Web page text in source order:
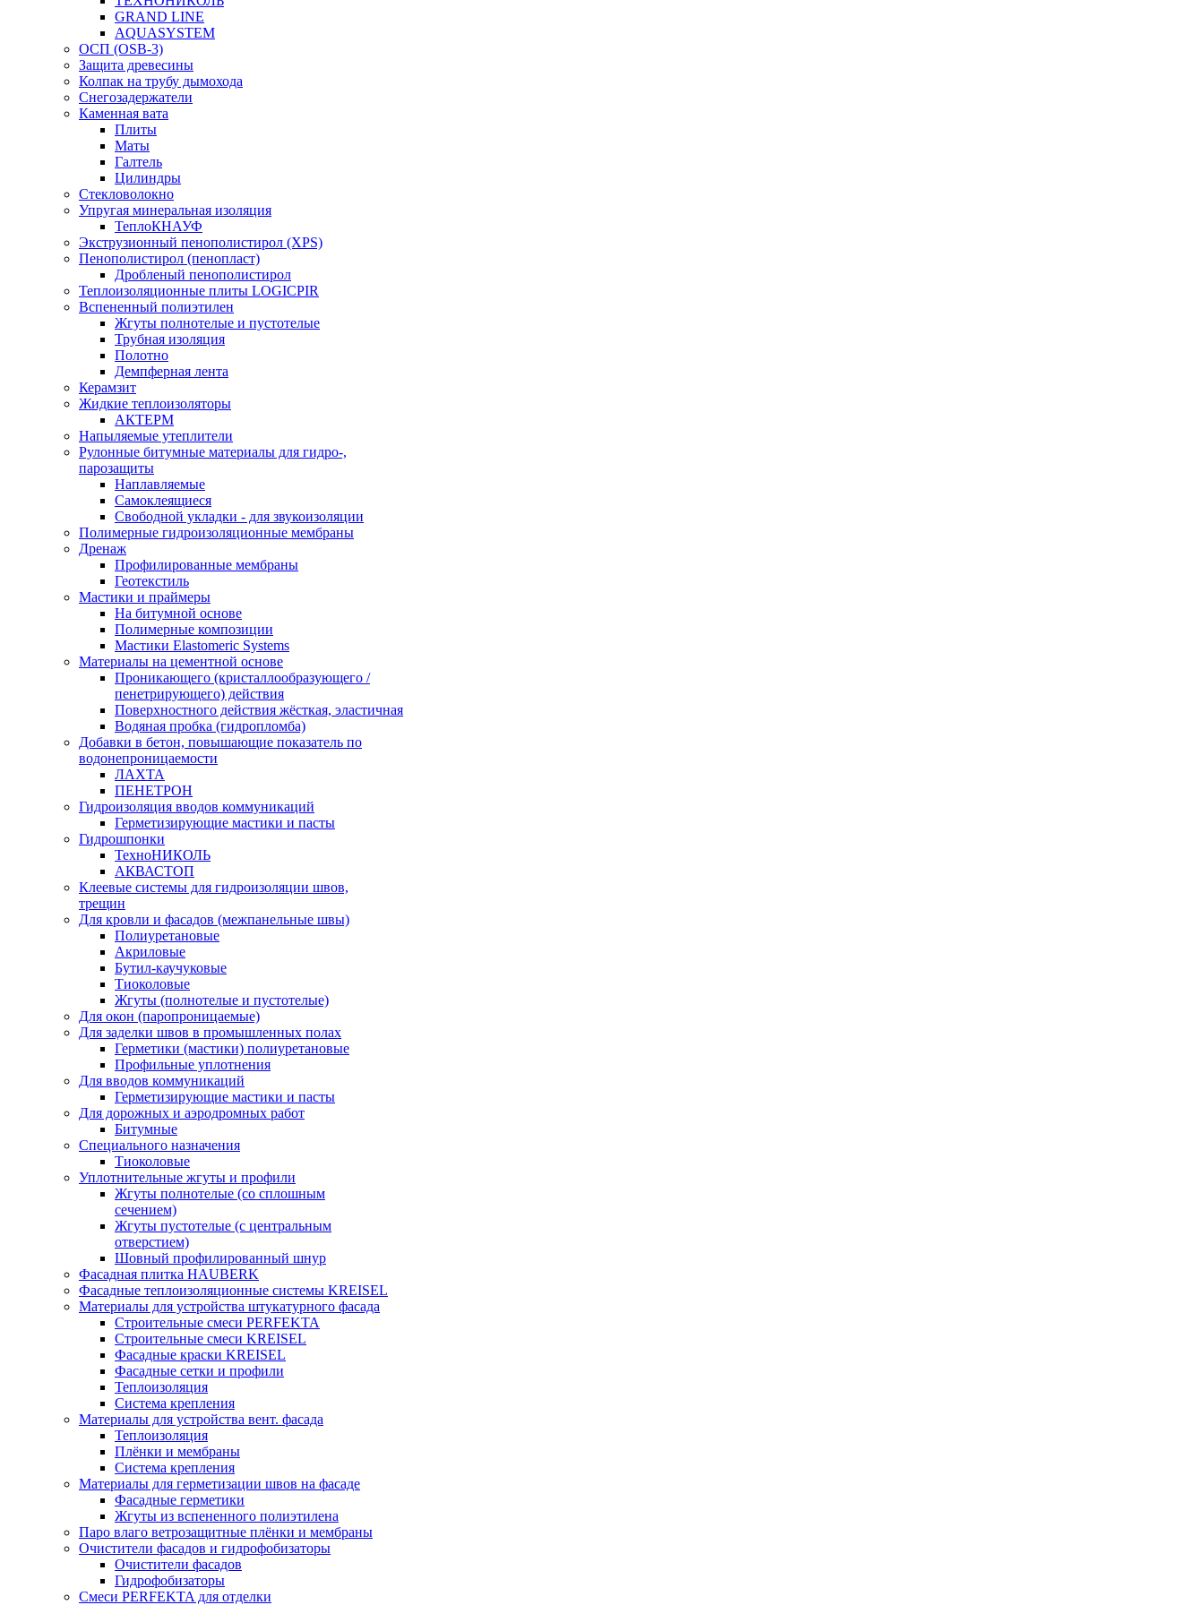
GRAND LINE
AQUASYSTEM
ОСП (OSB-3)
Защита древесины
Колпак на трубу дымохода
Снегозадержатели
Каменная вата
Плиты
Маты
Галтель
Цилиндры
Стекловолокно
Упругая минеральная изоляция
ТеплоКНАУФ
Экструзионный пенополистирол (XPS)
Пенополистирол (пенопласт)
Дробленый пенополистирол
Теплоизоляционные плиты LOGICPIR
Вспененный полиэтилен
Жгуты полнотелые и пустотелые
Трубная изоляция
Полотно
Демпферная лента
Керамзит
Жидкие теплоизоляторы
АКТЕРМ
Напыляемые утеплители
Рулонные битумные материалы для гидро-,
парозащиты
Наплавляемые
Самоклеящиеся
Свободной укладки - для звукоизоляции
Полимерные гидроизоляционные мембраны
Дренаж
Профилированные мембраны
Геотекстиль
Мастики и праймеры
На битумной основе
Полимерные композиции
Мастики Elastomeric Systems
Материалы на цементной основе
Проникающего (кристаллообразующего /
пенетрирующего) действия
Поверхностного действия жёсткая, эластичная
Водяная пробка (гидропломба)
Добавки в бетон, повышающие показатель по
водонепроницаемости
ЛАХТА
ПЕНЕТРОН
Гидроизоляция вводов коммуникаций
Герметизирующие мастики и пасты
Гидрошпонки
ТехноНИКОЛЬ
АКВАСТОП
Клеевые системы для гидроизоляции швов,
трещин
Для кровли и фасадов (межпанельные швы)
Полиуретановые
Акриловые
Бутил-каучуковые
Тиоколовые
Жгуты (полнотелые и пустотелые)
Для окон (паропроницаемые)
Для заделки швов в промышленных полах
Герметики (мастики) полиуретановые
Профильные уплотнения
Для вводов коммуникаций
Герметизирующие мастики и пасты
Для дорожных и аэродромных работ
Битумные
Специального назначения
Тиоколовые
Уплотнительные жгуты и профили
Жгуты полнотелые (со сплошным
сечением)
Жгуты пустотелые (с центральным
отверстием)
Шовный профилированный шнур
Фасадная плитка HAUBERK
Фасадные теплоизоляционные системы KREISEL
Материалы для устройства штукатурного фасада
Строительные смеси PERFEKTA
Строительные смеси KREISEL
Фасадные краски KREISEL
Фасадные сетки и профили
Теплоизоляция
Система крепления
Материалы для устройства вент. фасада
Теплоизоляция
Плёнки и мембраны
Система крепления
Материалы для герметизации швов на фасаде
Фасадные герметики
Жгуты из вспененного полиэтилена
Паро влаго ветрозащитные плёнки и мембраны
Очистители фасадов и гидрофобизаторы
Очистители фасадов
Гидрофобизаторы
Смеси PERFEKTA для отделки